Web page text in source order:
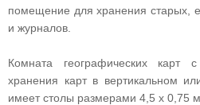
помещение для хранения старых,
и журналов.
Комната географических
хранения карт в вертикальном
имеет столы размерами 4,5 х 0,75